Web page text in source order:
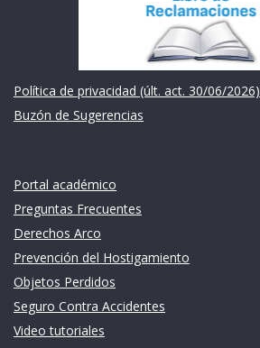
Política de privacidad (últ. act. 30/06/2026)
Buzón de Sugerencias
Portal académico
Preguntas Frecuentes
Derechos Arco
Prevención del Hostigamiento
Objetos Perdidos
Seguro Contra Accidentes
Video tutoriales